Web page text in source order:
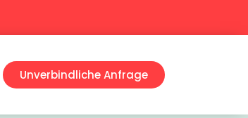
Unverbindliche Anfrage